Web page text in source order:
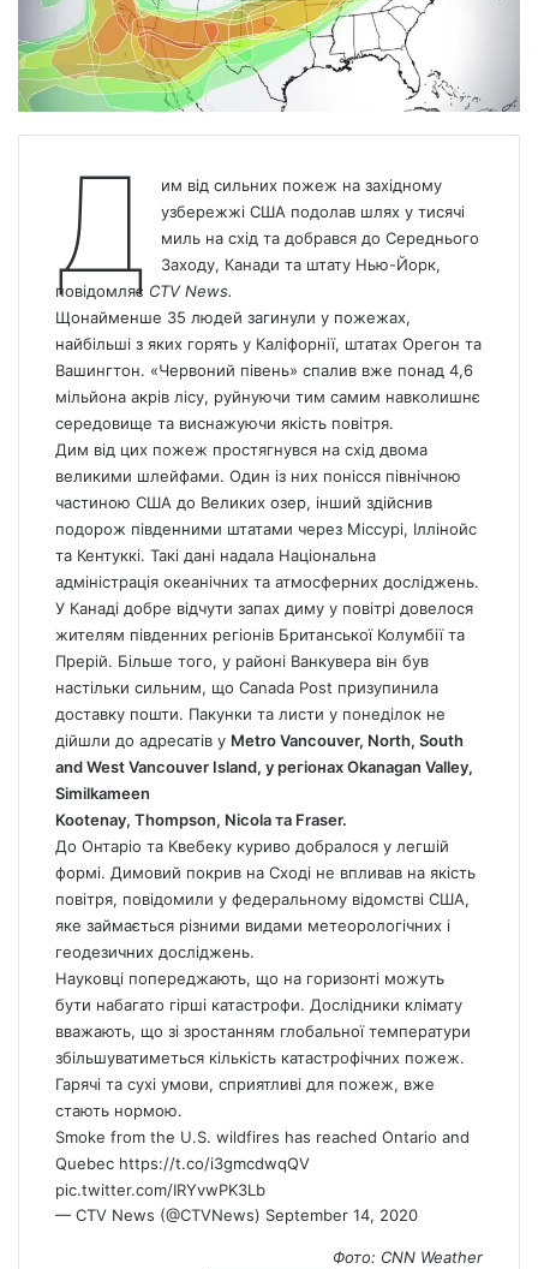
Д
им від сильних пожеж на західному
узбережжі США подолав шлях у тисячі
миль на схід та добрався до Середнього
Заходу, Канади та штату Нью-Йорк,
повідомляє CTV News.
Щонайменше 35 людей загинули у пожежах,
найбільші з яких горять у Каліфорнії, штатах Орегон та
Вашингтон. «Червоний півень» спалив вже понад 4,6
мільйона акрів лісу, руйнуючи тим самим навколишнє
середовище та виснажуючи якість повітря.
Дим від цих пожеж простягнувся на схід двома
великими шлейфами. Один із них понісся північною
частиною США до Великих озер, інший здійснив
подорож південними штатами через Міссурі, Іллінойс
та Кентуккі. Такі дані надала Національна
адміністрація океанічних та атмосферних досліджень.
У Канаді добре відчути запах диму у повітрі довелося
жителям південних регіонів Британської Колумбії та
Прерій. Більше того, у районі Ванкувера він був
настільки сильним, що Canada Post призупинила
доставку пошти. Пакунки та листи у понеділок не
дійшли до адресатів у Metro Vancouver, North, South
and West Vancouver Island, у регіонах Okanagan Valley,
Similkameen
Kootenay, Thompson, Nicola та Fraser.
До Онтаріо та Квебеку куриво добралося у легшій
формі. Димовий покрив на Сході не впливав на якість
повітря, повідомили у федеральному відомстві США,
яке займається різними видами метеорологічних і
геодезичних досліджень.
Науковці попереджають, що на горизонті можуть
бути набагато гірші катастрофи. Дослідники клімату
вважають, що зі зростанням глобальної температури
збільшуватиметься кількість катастрофічних пожеж.
Гарячі та сухі умови, сприятливі для пожеж, вже
стають нормою.
Smoke from the U.S. wildfires has reached Ontario and
Quebec https://t.co/i3gmcdwqQV
pic.twitter.com/IRYvwPK3Lb
— CTV News (@CTVNews) September 14, 2020
Фото: CNN Weather